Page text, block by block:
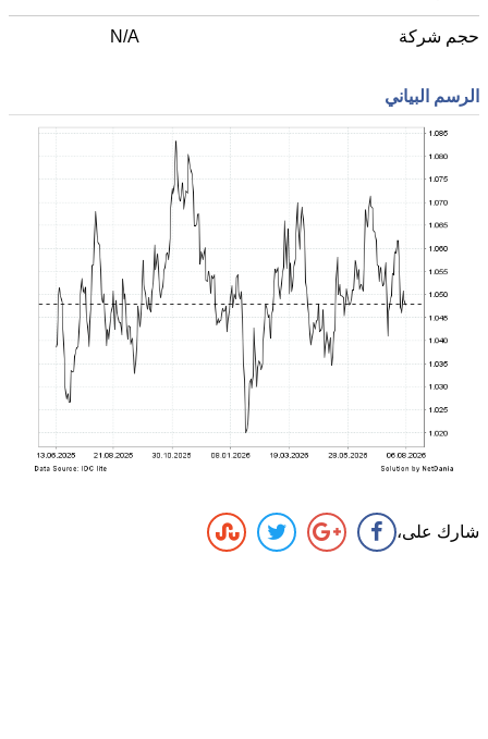
حجم شركة N/A
الرسم البياني
شارك على،